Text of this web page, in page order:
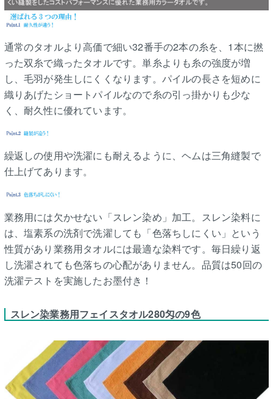
通常のタオルより高価で細い32番手の2本の糸を、1本に撚
った双糸で織ったタオルです。単糸よりも糸の強度が増
し、毛羽が発生しにくくなります。パイルの長さを短めに
織りあげたショートパイルなので糸の引っ掛かりも少な
く、耐久性に優れています。
繰返しの使用や洗濯にも耐えるように、ヘムは三角縫製で
仕上げてあります。
業務用には欠かせない「スレン染め」加工。スレン染料に
は、塩素系の洗剤で洗濯しても「色落ちしにくい」という
性質があり業務用タオルには最適な染料です。毎日繰り返
し洗濯されても色落ちの心配がありません。品質は50回の
洗濯テストを実施したお墨付き！
スレン染業務用フェイスタオル280匁の9色